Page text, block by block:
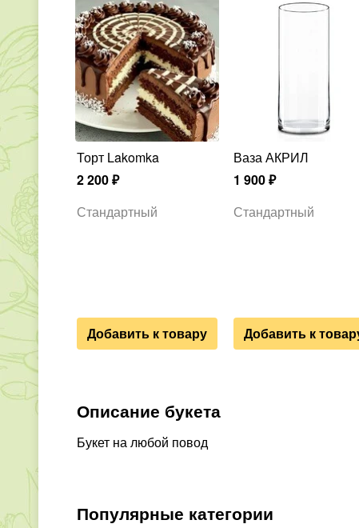
Торт Lakomka
2 200₽
Стандартный
Добавить к товару
Ваза АКРИЛ
1 900₽
Стандартный
Добавить к
Описание букета
Букет на любой повод
Популярные категории